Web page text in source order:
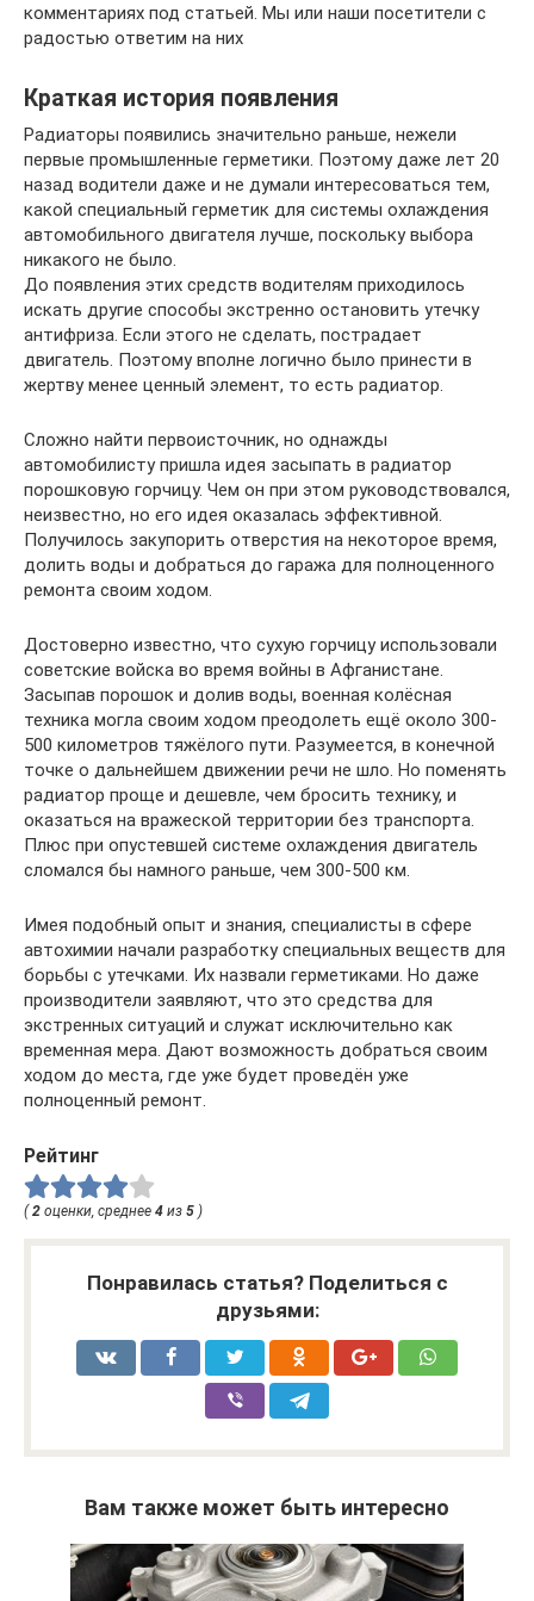
комментариях под статьей. Мы или наши посетители с
радостью ответим на них
Краткая история появления
Радиаторы появились значительно раньше, нежели
первые промышленные герметики. Поэтому даже лет 20
назад водители даже и не думали интересоваться тем,
какой специальный герметик для системы охлаждения
автомобильного двигателя лучше, поскольку выбора
никакого не было.
До появления этих средств водителям приходилось
искать другие способы экстренно остановить утечку
антифриза. Если этого не сделать, пострадает
двигатель. Поэтому вполне логично было принести в
жертву менее ценный элемент, то есть радиатор.
Сложно найти первоисточник, но однажды
автомобилисту пришла идея засыпать в радиатор
порошковую горчицу. Чем он при этом руководствовался,
неизвестно, но его идея оказалась эффективной.
Получилось закупорить отверстия на некоторое время,
долить воды и добраться до гаража для полноценного
ремонта своим ходом.
Достоверно известно, что сухую горчицу использовали
советские войска во время войны в Афганистане.
Засыпав порошок и долив воды, военная колёсная
техника могла своим ходом преодолеть ещё около 300-
500 километров тяжёлого пути. Разумеется, в конечной
точке о дальнейшем движении речи не шло. Но поменять
радиатор проще и дешевле, чем бросить технику, и
оказаться на вражеской территории без транспорта.
Плюс при опустевшей системе охлаждения двигатель
сломался бы намного раньше, чем 300-500 км.
Имея подобный опыт и знания, специалисты в сфере
автохимии начали разработку специальных веществ для
борьбы с утечками. Их назвали герметиками. Но даже
производители заявляют, что это средства для
экстренных ситуаций и служат исключительно как
временная мера. Дают возможность добраться своим
ходом до места, где уже будет проведён уже
полноценный ремонт.
Рейтинг
( 2 оценки, среднее 4 из 5 )
Понравилась статья? Поделиться с
друзьями:
Вам также может быть интересно